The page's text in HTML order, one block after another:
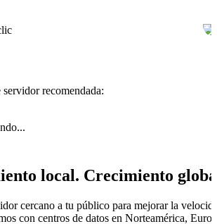
recomendada:
local. Crecimiento
cercano a tu público para mejorar la
con centros de datos en Norteamérica,